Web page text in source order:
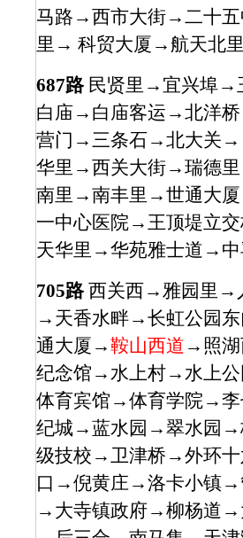
马路→西市大街→二十
里→ 科贸大厦→航天北
687路民贤里→宜兴埠→
白庙→白庙客运→北洋
营门→三条石→北大关→
华里→西关大街→瑞德
南里→南丰里→世通大
一中心医院→王顶堤立
天华里→华苑雅士道→
705路西关西→雅园里→
→天香水畔→长虹公园
通大厦→鞍山西道 →照
纪念馆→水上村→水上
体育宾馆→体育学院→
纪城→蓝水园→翠水园→
级技校→卫津桥→外环
口→倪黄庄→洛卡小镇→
→大寺镇政府→柳杨道→